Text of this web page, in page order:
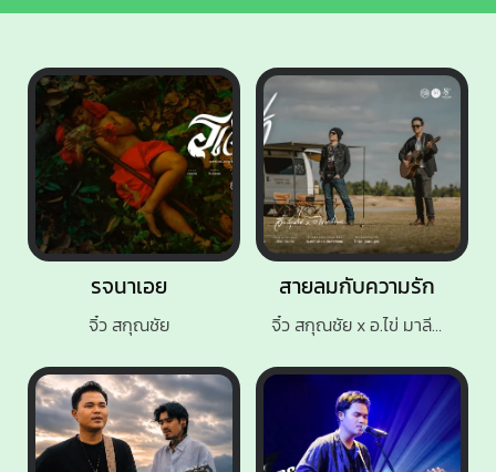
รจนาเอย
จิ๋ว สกุณชัย
สายลมกับความรัก
จิ๋ว สกุณชัย x อ.ไข่ มาลีฮวนน่า